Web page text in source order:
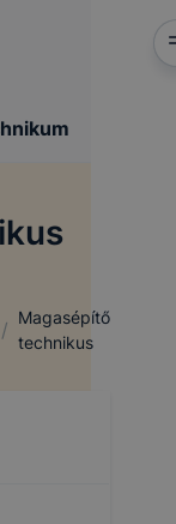
/
Magasépítő
technikus